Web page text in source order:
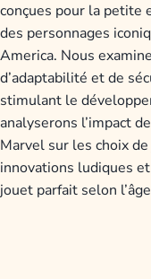
conçues pour la petite
des personnages
America. Nous
d’adaptabilité et de
stimulant le
analyserons l’impact
Marvel sur les choix
innovations ludiques
jouet parfait selon